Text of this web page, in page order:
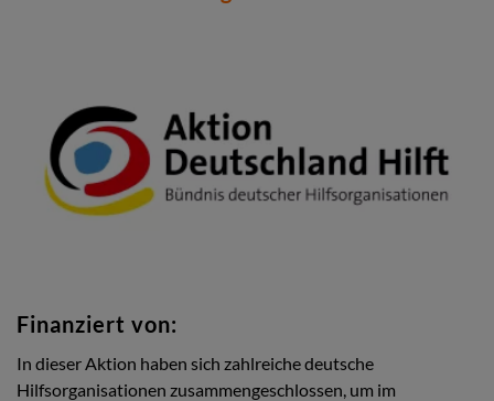
Finanziert von:
In dieser Aktion haben sich zahlreiche deutsche
Hilfsorganisationen zusammengeschlossen, um im